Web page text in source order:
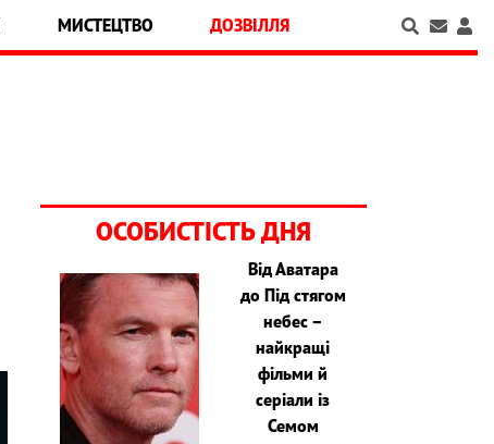
МИСТЕЦТВО ДОЗВІЛЛЯ
ОСОБИСТІСТЬ ДНЯ
Від Аватара
до Під стягом
небес –
найкращі
фільми й
серіали із
Семом